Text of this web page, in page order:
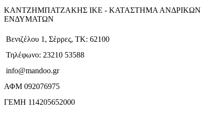
ΚΑΝΤΖΗΜΠΑΤΖΑΚΗΣ ΙΚΕ - ΚΑΤΑΣΤΗΜΑ ΑΝΔΡΙΚΩΝ
ΕΝΔΥΜΑΤΩΝ
Βενιζέλου 1, Σέρρες, ΤΚ: 62100
Τηλέφωνο: 23210 53588
info@mandoo.gr
ΑΦΜ 092076975
ΓΕΜΗ 114205652000